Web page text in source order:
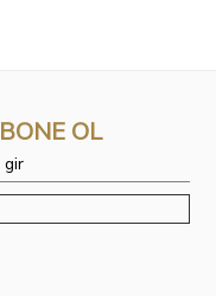
OL